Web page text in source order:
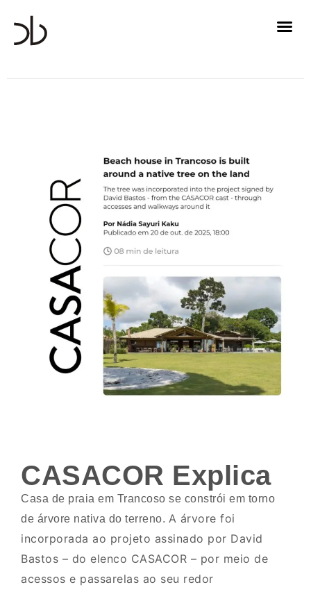
CASACOR Explica
Casa de praia em Trancoso se constrói em torno
de árvore nativa do terreno. A árvore foi
incorporada ao projeto assinado por David
Bastos – do elenco CASACOR – por meio de
acessos e passarelas ao seu redor